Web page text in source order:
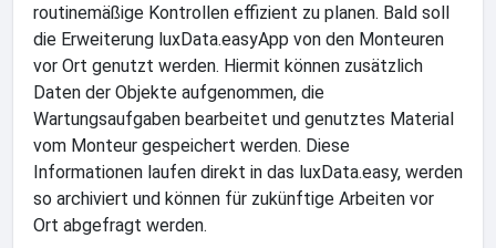
routinemäßige Kontrollen effizient zu planen. Bald soll
die Erweiterung luxData.easyApp von den Monteuren
vor Ort genutzt werden. Hiermit können zusätzlich
Daten der Objekte aufgenommen, die
Wartungsaufgaben bearbeitet und genutztes Material
vom Monteur gespeichert werden. Diese
Informationen laufen direkt in das luxData.easy, werden
so archiviert und können für zukünftige Arbeiten vor
Ort abgefragt werden.